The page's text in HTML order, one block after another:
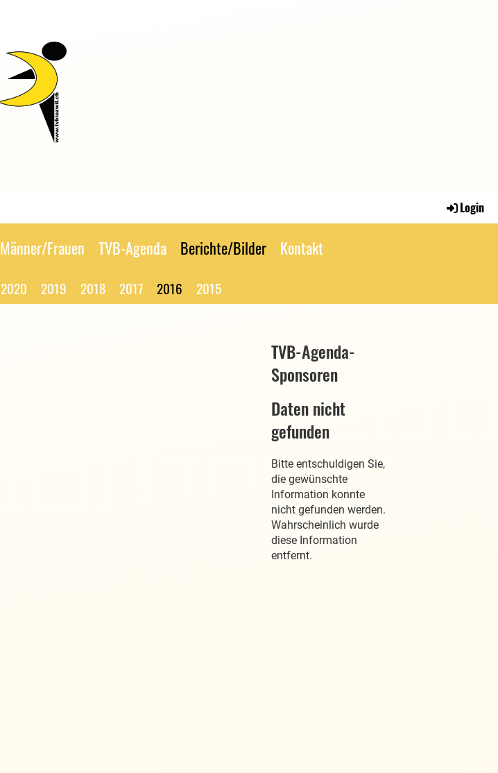
Login
Männer/Frauen TVB-Agenda Berichte/Bilder Kontakt
2020 2019 2018 2017 2016 2015
TVB-Agenda-
Sponsoren
Daten nicht
gefunden
Bitte entschuldigen Sie,
die gewünschte
Information konnte
nicht gefunden werden.
Wahrscheinlich wurde
diese Information
entfernt.